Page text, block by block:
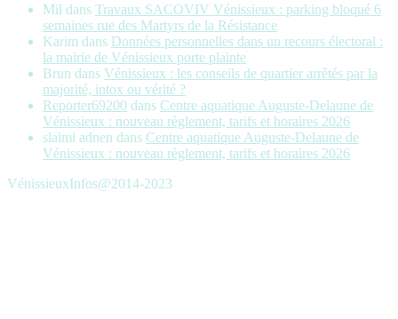
Mil dans Travaux SACOVIV Vénissieux : parking bloqué 6
semaines rue des Martyrs de la Résistance
Karim dans Données personnelles dans un recours électoral :
la mairie de Vénissieux porte plainte
Brun dans Vénissieux : les conseils de quartier arrêtés par la
majorité, intox ou vérité ?
Reporter69200 dans Centre aquatique Auguste-Delaune de
Vénissieux : nouveau règlement, tarifs et horaires 2026
slaimi adnen dans Centre aquatique Auguste-Delaune de
Vénissieux : nouveau règlement, tarifs et horaires 2026
VénissieuxInfos@2014-2023